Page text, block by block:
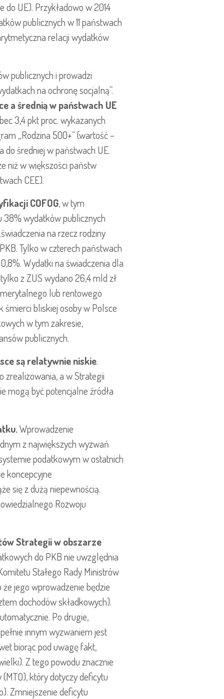
UE). Przykładowo w 2014
publicznych w 11 państwach
relacji wydatków
publicznych i prowadzi
na ochronę socjalną”.
a średnią w państwach UE
3,4 pkt proc. wykazanych
„Rodzina 500+” (wartość –
do średniej w państwach UE.
niż w większości państw
CEE).
COFOG, w tym
38% wydatków publicznych
na rzecz rodziny
Tylko w czterech państwach
Wydatki na świadczenia dla
z ZUS wydano 26,4 mld zł
lub rentowego
śmierci bliskiej osoby w Polsce
w tym zakresie,
publicznych.
są relatywnie niskie.
zrealizowania, a w Strategii
mogą być potencjalne źródła
Wprowadzenie
z największych wyzwań
podatkowym w ostatnich
koncepcyjne
się z dużą niepewnością.
Rozwoju
Strategii w obszarze
do PKB nie uwzględnia
Stałego Rady Ministrów
jego wprowadzenie będzie
dochodów składkowych).
Po drugie,
innym wyzwaniem jest
biorąc pod uwagę fakt,
Z tego powodu znacznie
który dotyczy deficytu
Zmniejszenie deficytu